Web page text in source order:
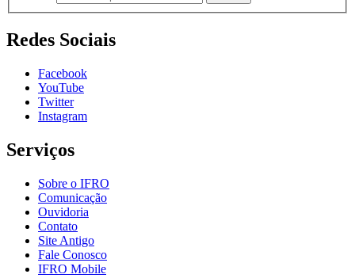
Redes Sociais
Facebook
YouTube
Twitter
Instagram
Serviços
Sobre o IFRO
Comunicação
Ouvidoria
Contato
Site Antigo
Fale Conosco
IFRO Mobile